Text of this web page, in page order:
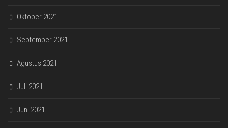
Oktober 2021
September 2021
Agustus 2021
Juli 2021
Juni 2021